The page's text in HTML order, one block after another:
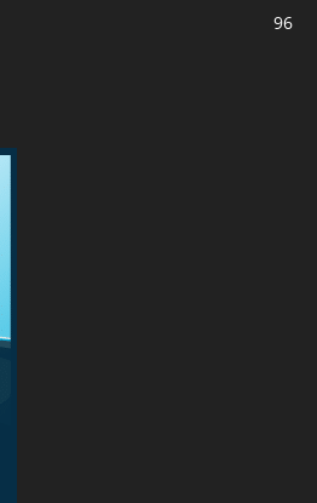
96